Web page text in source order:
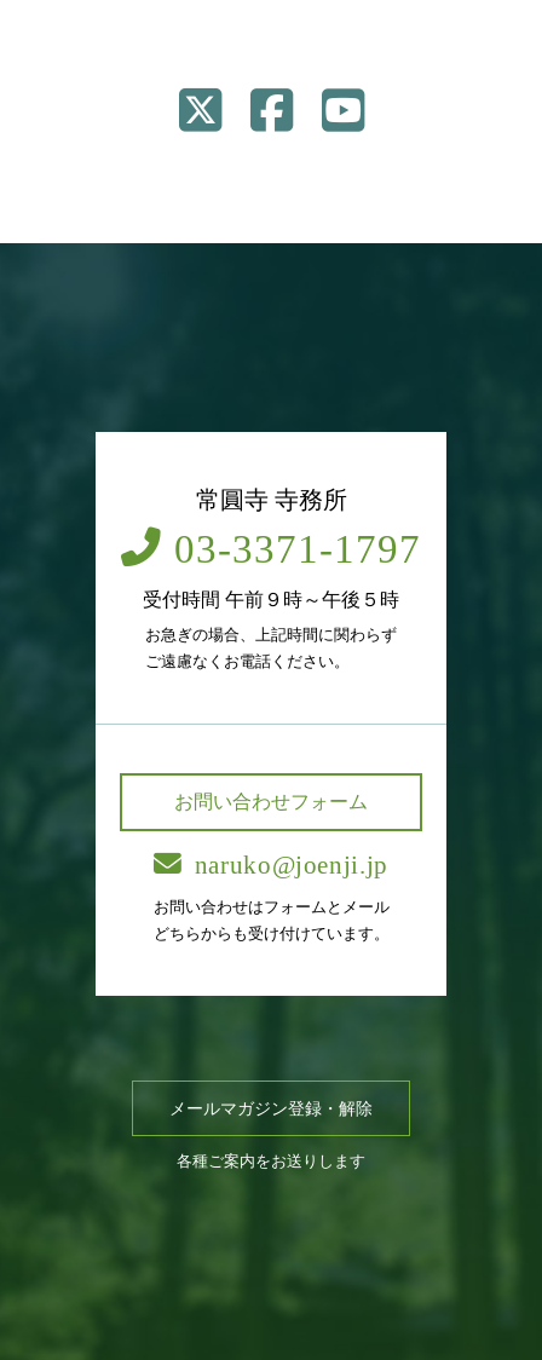
常圓寺 寺務所
03-3371-1797
受付時間 午前９時～午後５時
お急ぎの場合、上記時間に関わらず
ご遠慮なくお電話ください。
お問い合わせフォーム
naruko@joenji.jp
お問い合わせはフォームとメール
どちらからも受け付けています。
メールマガジン登録・解除
各種ご案内をお送りします